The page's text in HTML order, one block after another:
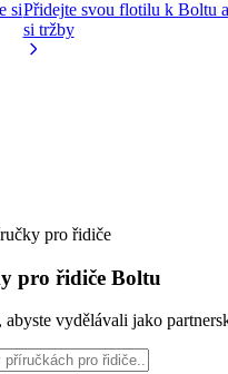
siPřidejte svou flotilu k Boltu
si tržby
pro řidiče
pro řidiče Boltu
abyste vydělávali jako